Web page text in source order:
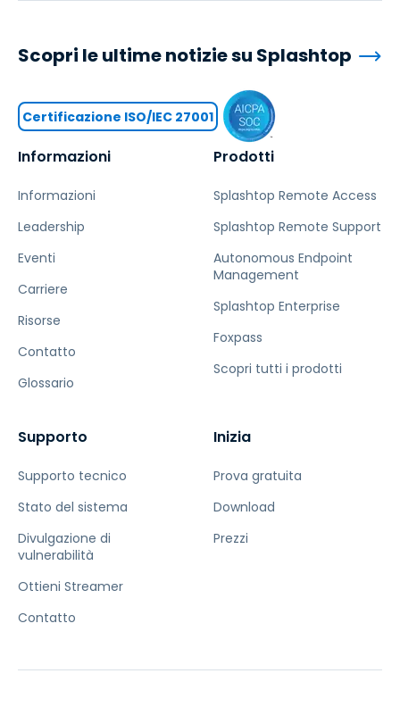
Informazioni
Informazioni
Leadership
Eventi
Carriere
Risorse
Contatto
Glossario
Prodotti
Splashtop Remote Access
Splashtop Remote Support
Autonomous Endpoint
Management
Splashtop Enterprise
Foxpass
Scopri tutti i prodotti
Supporto
Supporto tecnico
Stato del sistema
Divulgazione di
vulnerabilità
Ottieni Streamer
Contatto
Inizia
Prova gratuita
Download
Prezzi
Scopri le ultime notizie su Splashtop
Certificazione ISO/IEC 27001